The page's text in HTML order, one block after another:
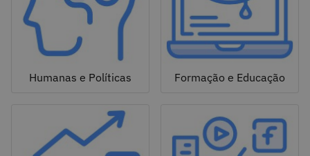
Humanas e Políticas Formação e Educação